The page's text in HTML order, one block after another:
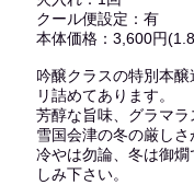
クール便設定：有
本体価格：3,600円
吟醸クラスの特別本
リ詰めてあります。
芳醇な旨味、グラマラ
雪国会津の冬の厳しさ
冷やは勿論、冬は御
しみ下さい。